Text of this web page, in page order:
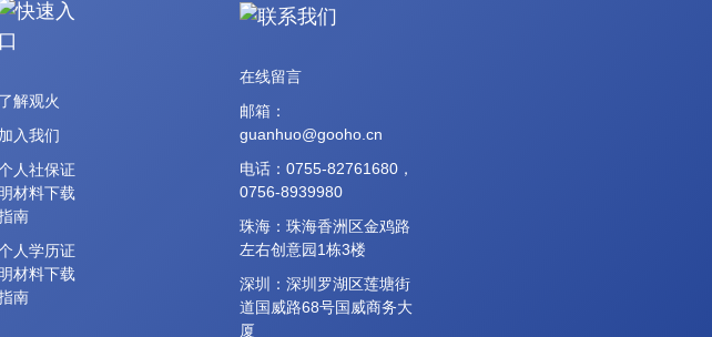
了解观火
加入我们
人社保证
明材料下载
南
人学历证
明材料下载
南
在线留言
邮箱：
guanhuo@gooho.cn
电话：0755-82761680，
0756-8939980
珠海：珠海香洲区金鸡路
左右创意园1栋3楼
深圳：深圳罗湖区莲塘街
道国威路68号国威商务大
厦